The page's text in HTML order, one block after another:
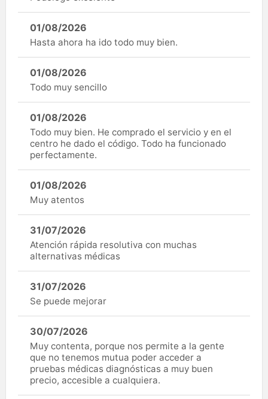
01/08/2026
Hasta ahora ha ido todo muy bien.
01/08/2026
Todo muy sencillo
01/08/2026
Todo muy bien. He comprado el servicio y en el
centro he dado el código. Todo ha funcionado
perfectamente.
01/08/2026
Muy atentos
31/07/2026
Atención rápida resolutiva con muchas
alternativas médicas
31/07/2026
Se puede mejorar
30/07/2026
Muy contenta, porque nos permite a la gente
que no tenemos mutua poder acceder a
pruebas médicas diagnósticas a muy buen
precio, accesible a cualquiera.